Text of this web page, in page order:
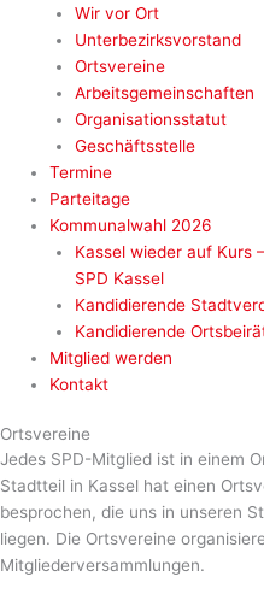
Wir vor Ort
Unterbezirksvorstand
Ortsvereine
Arbeitsgemeinschaften
Organisationsstatut
Geschäftsstelle
Termine
Parteitage
Kommunalwahl 2026
Kassel wieder auf Kurs
SPD Kassel
Kandidierende
Kandidierende
Mitglied werden
Kontakt
Ortsvereine
Jedes SPD-Mitglied ist in einem
Stadtteil in Kassel hat einen
besprochen, die uns in unseren
liegen. Die Ortsvereine
Mitgliederversammlungen.